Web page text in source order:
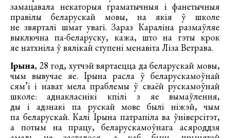
замацавала некаторыя граматычныя і фанетычныя
правілы беларускай мовы, на якія ў школе
не звярталі шмат увагі. Зараз Караліна размаўляе
выключна па-беларуску, кажа, што на гэты крок
яе натхніла ў вялікай ступені менавіта Ліза Ветрава.
Ірына, 28 год, хутчэй вяртаецца да беларускай мовы,
чым вывучае яе. Ірына расла ў беларускамоўнай
сям’і і нават мела праблемы ў сваёй рускамоўнай
школе: аднакласнікі кпілі з яе вымаўлення,
ды і адзнакі па рускай мове былі ніжэй, чым
па беларускай. Калі Ірына патрапіла ва ўніверсітэт,
а потым на працу, беларускамоўнага асяроддзя